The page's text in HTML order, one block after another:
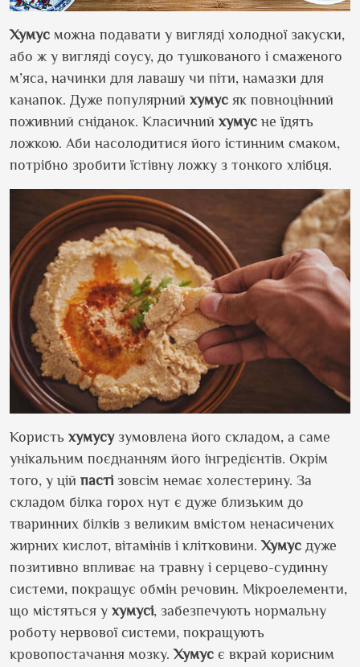
Хумус можна подавати у вигляді холодної закуски,
або ж у вигляді соусу, до тушкованого і смаженого
м’яса, начинки для лавашу чи піти, намазки для
канапок. Дуже популярний хумус як повноцінний
поживний сніданок. Класичний хумус не їдять
ложкою. Аби насолодитися його істинним смаком,
потрібно зробити їстівну ложку з тонкого хлібця.
Користь хумусузумовлена його складом, а саме
унікальним поєднанням його інгредієнтів. Окрім
того, у цій пасті зовсім немає холестерину. За
складом білка горох нут є дуже близьким до
тваринних білків з великим вмістом ненасичених
жирних кислот, вітамінів і клітковини. Хумус дуже
позитивно впливає на травну і серцево-судинну
системи, покращує обмін речовин. Мікроелементи,
що містяться у хумусі, забезпечують нормальну
роботу нервової системи, покращують
кровопостачання мозку. Хумус є вкрай корисним